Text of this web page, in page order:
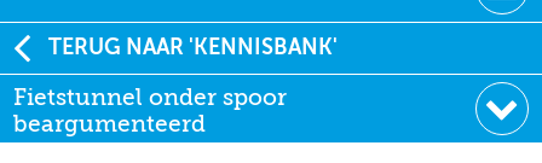
NIEUWS
BIJEENKOMSTEN
KENNISBANK
TERUG NAAR 'KENNISBANK'
Fietstunnel onder spoor
beargumenteerd
Soort:
Artikelen Fietsverkeer
Uitgever:
Fietsverkeer
Datum:
01-07-1997